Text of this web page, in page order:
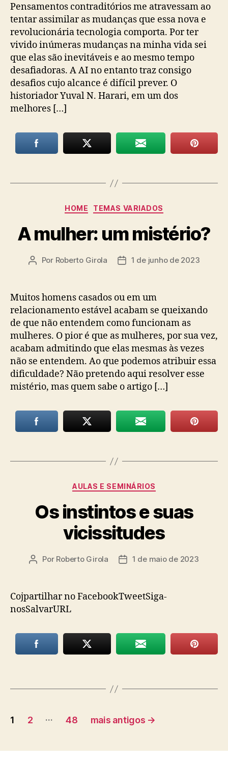
Pensamentos contraditórios me atravessam ao
tentar assimilar as mudanças que essa nova e
revolucionária tecnologia comporta. Por ter
vivido inúmeras mudanças na minha vida sei
que elas são inevitáveis e ao mesmo tempo
desafiadoras. A AI no entanto traz consigo
desafios cujo alcance é difícil prever. O
historiador Yuval N. Harari, em um dos
melhores […]
Categorias
HOME TEMAS VARIADOS
A mulher: um mistério?
Autor
Por Roberto Girola
Data1 de junho de 2023
Muitos homens casados ou em um
relacionamento estável acabam se queixando
de que não entendem como funcionam as
mulheres. O pior é que as mulheres, por sua vez,
acabam admitindo que elas mesmas às vezes
não se entendem. Ao que podemos atribuir essa
dificuldade? Não pretendo aqui resolver esse
mistério, mas quem sabe o artigo […]
Categorias
AULAS E SEMINÁRIOS
Os instintos e suas
vicissitudes
Autor
Por Roberto Girola
Data1 de maio de 2023
Cojpartilhar no FacebookTweetSiga-
nosSalvarURL
Paginação
posts
1 2 … 48 mais antigos →